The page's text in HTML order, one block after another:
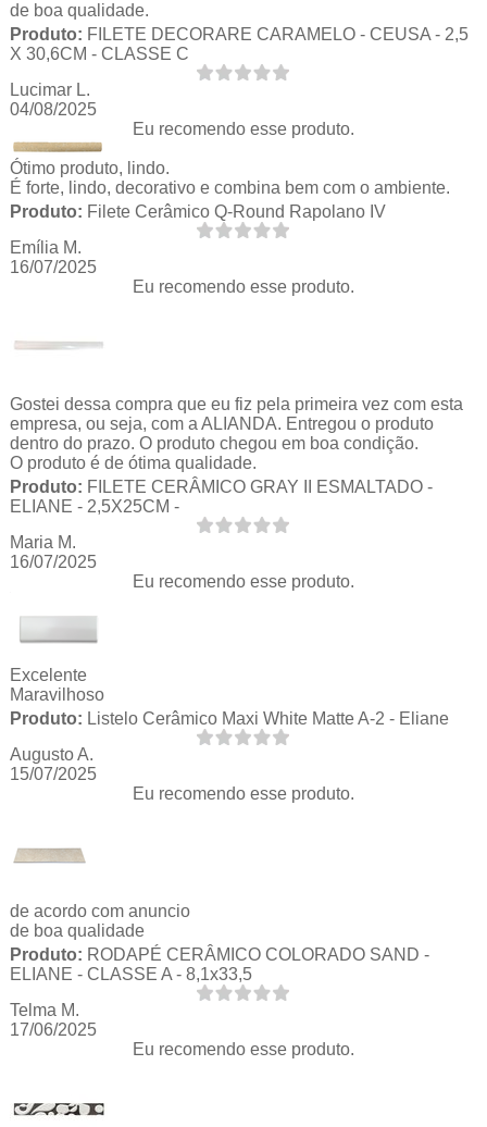
de boa qualidade.
Produto: FILETE DECORARE CARAMELO - CEUSA - 2,5
X 30,6CM - CLASSE C
Lucimar L.
04/08/2025
Eu recomendo esse produto.
Ótimo produto, lindo.
É forte, lindo, decorativo e combina bem com o ambiente.
Produto: Filete Cerâmico Q-Round Rapolano IV
Emília M.
16/07/2025
Eu recomendo esse produto.
Gostei dessa compra que eu fiz pela primeira vez com esta
empresa, ou seja, com a ALIANDA. Entregou o produto
dentro do prazo. O produto chegou em boa condição.
O produto é de ótima qualidade.
Produto: FILETE CERÂMICO GRAY II ESMALTADO -
ELIANE - 2,5X25CM -
Maria M.
16/07/2025
Eu recomendo esse produto.
Excelente
Maravilhoso
Produto: Listelo Cerâmico Maxi White Matte A-2 - Eliane
Augusto A.
15/07/2025
Eu recomendo esse produto.
de acordo com anuncio
de boa qualidade
Produto: RODAPÉ CERÂMICO COLORADO SAND -
ELIANE - CLASSE A - 8,1x33,5
Telma M.
17/06/2025
Eu recomendo esse produto.